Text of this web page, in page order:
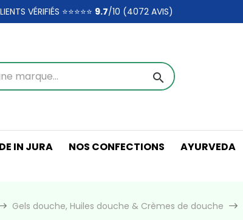
VÉRIFIÉS ⭐⭐⭐⭐⭐ 9.7/10 (4072 AVIS)
search
IN JURA NOS CONFECTIONS AYURVEDA
Gels douche, Huiles douche & Crèmes de douche